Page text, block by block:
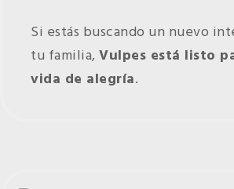
Si estás buscando un nuevo
tu familia, Vulpes está listo
vida de alegría.